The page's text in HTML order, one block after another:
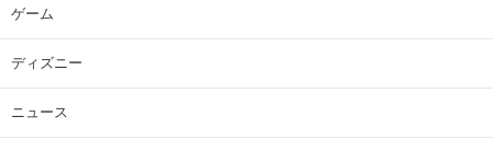
ゲーム
ディズニー
ニュース